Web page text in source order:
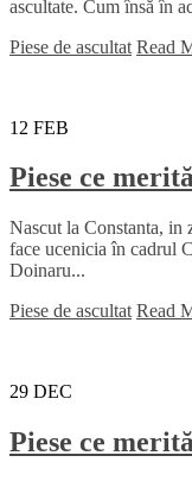
ascultate. Cum însă în
Piese de ascultat Read
12 FEB
Piese ce
Nascut la Constanta, in
face ucenicia în cadrul
Doinaru...
Piese de ascultat Read
29 DEC
Piese ce